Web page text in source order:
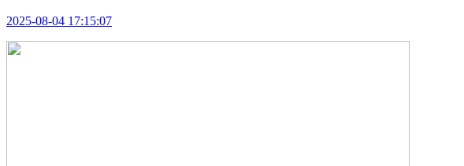
2025-08-04 17:15:07